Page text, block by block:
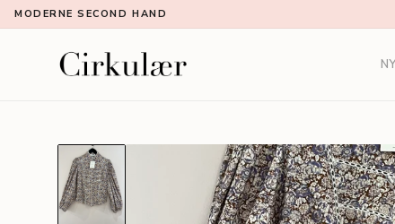
MODERNE SECOND HAND